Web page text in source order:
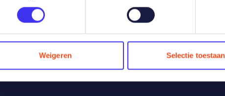
welke cookies wij gebruiken, kan je vinden in onze
Weigeren Selectie toestaan
leesbevestiging. Het moment van het versturen van een
daar terug te vinden is. De ontvangende partij